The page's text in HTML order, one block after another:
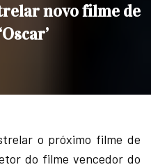
novo filme de
o próximo filme de
do filme vencedor do